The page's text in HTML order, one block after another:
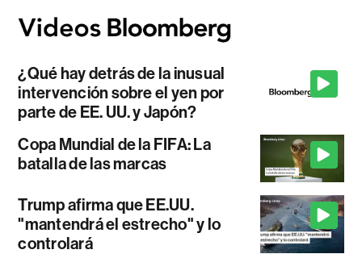
¿Qué hay detrás de la inusual
intervención sobre el yen por
parte de EE. UU. y Japón?
Copa Mundial de la FIFA: La
batalla de las marcas
Trump afirma que EE.UU.
"mantendrá el estrecho" y lo
controlará